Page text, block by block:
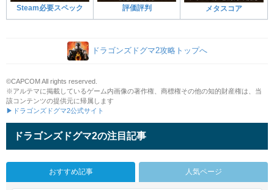
Steam必要スペック 評価評判 メタスコア
ドラゴンズドグマ2攻略トップへ
©CAPCOM All rights reserved.
※アルテマに掲載しているゲーム内画像の著作権、商標権その他の知的財産権は、当
該コンテンツの提供元に帰属します
▶ドラゴンズドグマ2公式サイト
ドラゴンズドグマ2の注目記事
おすすめ記事 人気ページ